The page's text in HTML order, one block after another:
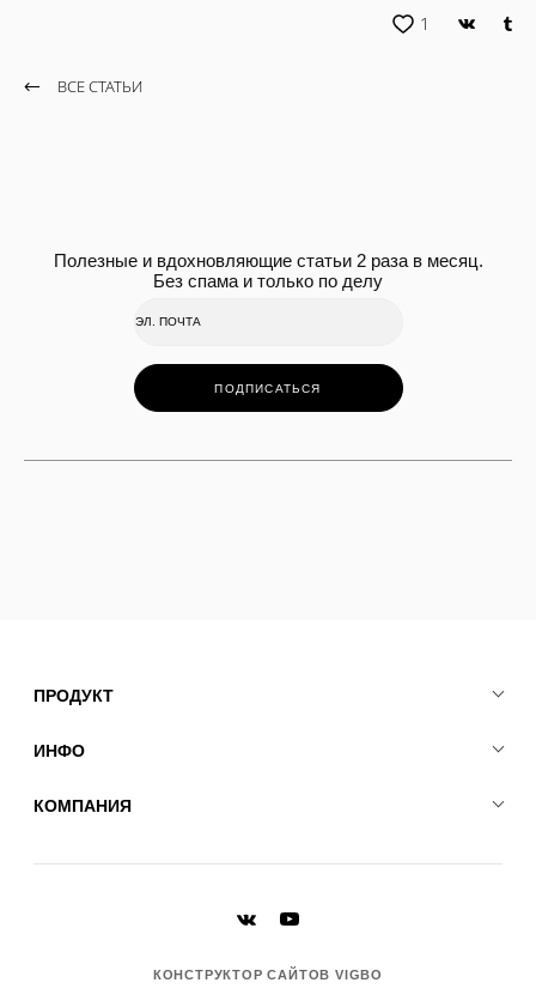
1
ВСЕ СТАТЬИ
Полезные и вдохновляющие статьи 2 раза в месяц.
Без спама и только по делу
ПОДПИСАТЬСЯ
ПРОДУКТ
ИНФО
КОМПАНИЯ
КОНСТРУКТОР САЙТОВ VIGBO